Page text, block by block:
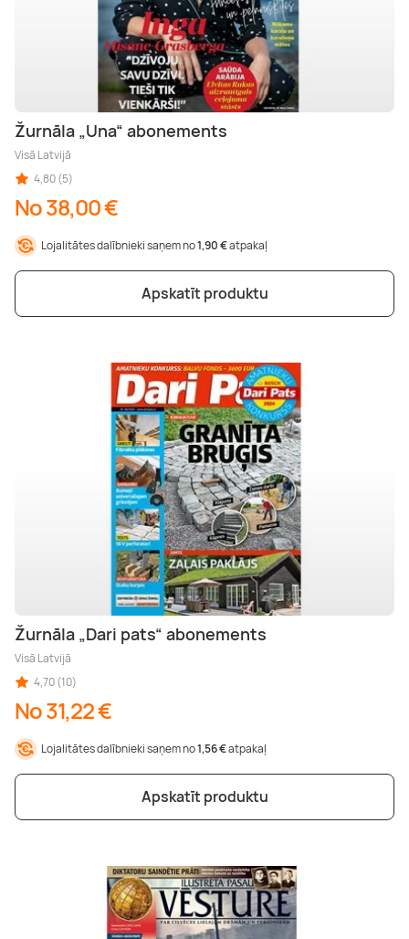
Žurnāla „Una“ abonements
Visā Latvijā
4,80 (5)
No 38,00 €
Lojalitātes dalībnieki saņem no1,90 €atpakaļ
Apskatīt produktu
Žurnāla „Dari pats“ abonements
Visā Latvijā
4,70 (10)
No 31,22 €
Lojalitātes dalībnieki saņem no1,56 €atpakaļ
Apskatīt produktu